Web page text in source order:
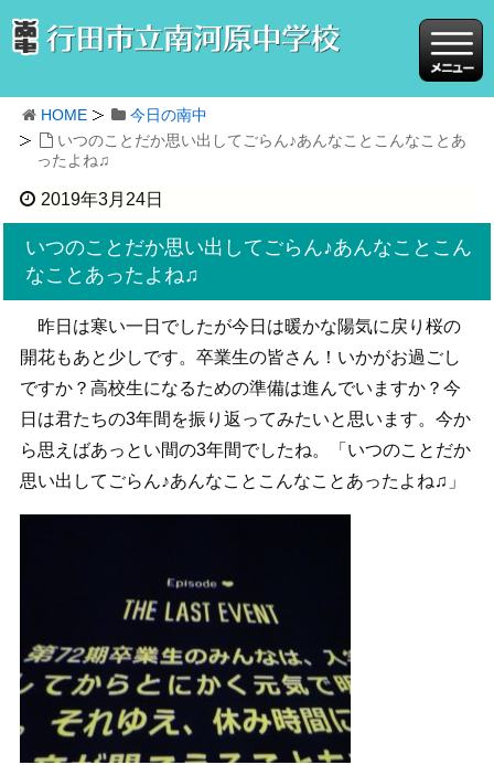
HOME
今日の南中
いつのことだか思い出してごらん♪あんなことこんなことあ
ったよね♫
2019年3月24日
いつのことだか思い出してごらん♪あんなことこん
なことあったよね♫
昨日は寒い一日でしたが今日は暖かな陽気に戻り桜の
開花もあと少しです。卒業生の皆さん！いかがお過ごし
ですか？高校生になるための準備は進んでいますか？今
日は君たちの3年間を振り返ってみたいと思います。今か
ら思えばあっとい間の3年間でしたね。「いつのことだか
思い出してごらん♪あんなことこんなことあったよね♫」